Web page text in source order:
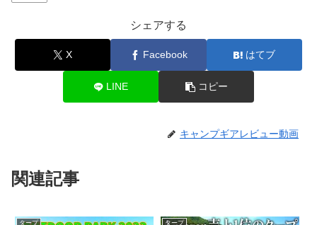
シェアする
X Facebook はてブ
LINE コピー
キャンプギアレビュー動画
関連記事
タープ タープ